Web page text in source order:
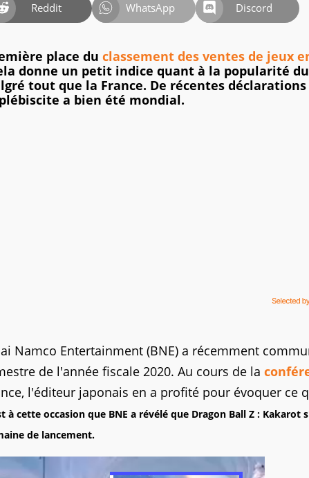
Reddit WhatsApp Discord
place du classement des ventes de jeux
donne un petit indice quant à la popularité
tout que la France. De récentes déclarations
a bien été mondial.
Namco Entertainment (BNE) a récemment
de l'année fiscale 2020. Au cours de la
l'éditeur japonais en a profité pour évoquer ce
à cette occasion que BNE a révélé que Dragon Ball Z : Kakarot
de lancement.